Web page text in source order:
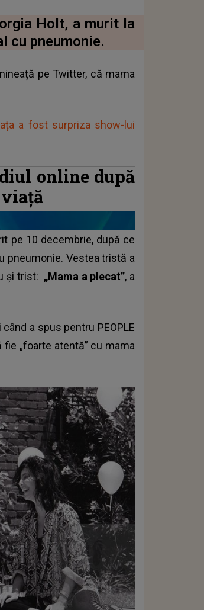
Holt, a murit la
cu pneumonie.
pe Twitter, că mama
a fost surpriza show-lui
online după
viață
pe 10 decembrie, după ce
pneumonie. Vestea tristă a
și trist: „Mama a plecat”, a
a spus pentru PEOPLE
„foarte atentă” cu mama